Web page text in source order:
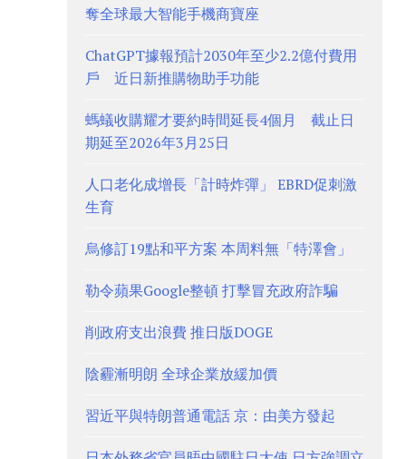
奪全球最大智能手機商寶座
ChatGPT據報預計2030年至少2.2億付費用
戶 近日新推購物助手功能
螞蟻收購耀才要約時間延長4個月 截止日
期延至2026年3月25日
人口老化成增長「計時炸彈」 EBRD促刺激
生育
烏修訂19點和平方案 本周料無「特澤會」
勒令蘋果Google整頓 打擊冒充政府詐騙
削政府支出浪費 推日版DOGE
陰霾漸明朗 全球企業放緩加價
習近平與特朗普通電話 京：由美方發起